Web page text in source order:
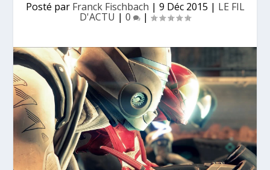
Posté par Franck Fischbach | 9 Déc 2015 | LE FIL
D'ACTU | 0 |